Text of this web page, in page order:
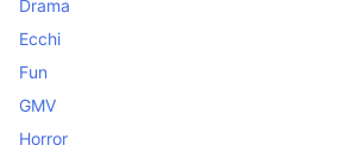
Drama
Ecchi
Fun
GMV
Horror